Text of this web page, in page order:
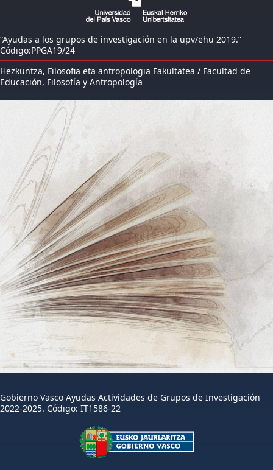
“Ayudas a los grupos de investigación en la upv/ehu 2019.”
Código:PPGA19/24
Hezkuntza, Filosofia eta antropologia Fakultatea / Facultad de
Educación, Filosofía y Antropología
Gobierno Vasco Ayudas Actividades de Grupos de Investigación
2022-2025. Código: IT1586-22